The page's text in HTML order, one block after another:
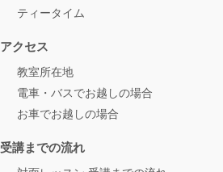
ティータイム
アクセス
教室所在地
電車・バスでお越しの場合
お車でお越しの場合
受講までの流れ